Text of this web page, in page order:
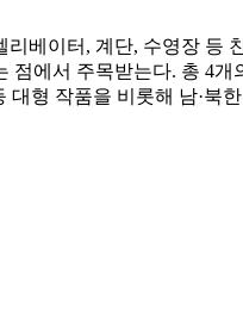
베이터, 계단, 수영장 등
에서 주목받는다. 총 4개
형 작품을 비롯해 남·북